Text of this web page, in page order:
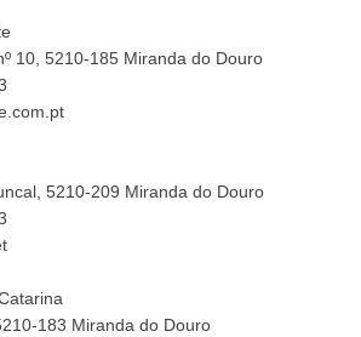
10, 5210-185 Miranda do Douro
5210-209 Miranda do Douro
183 Miranda do Douro